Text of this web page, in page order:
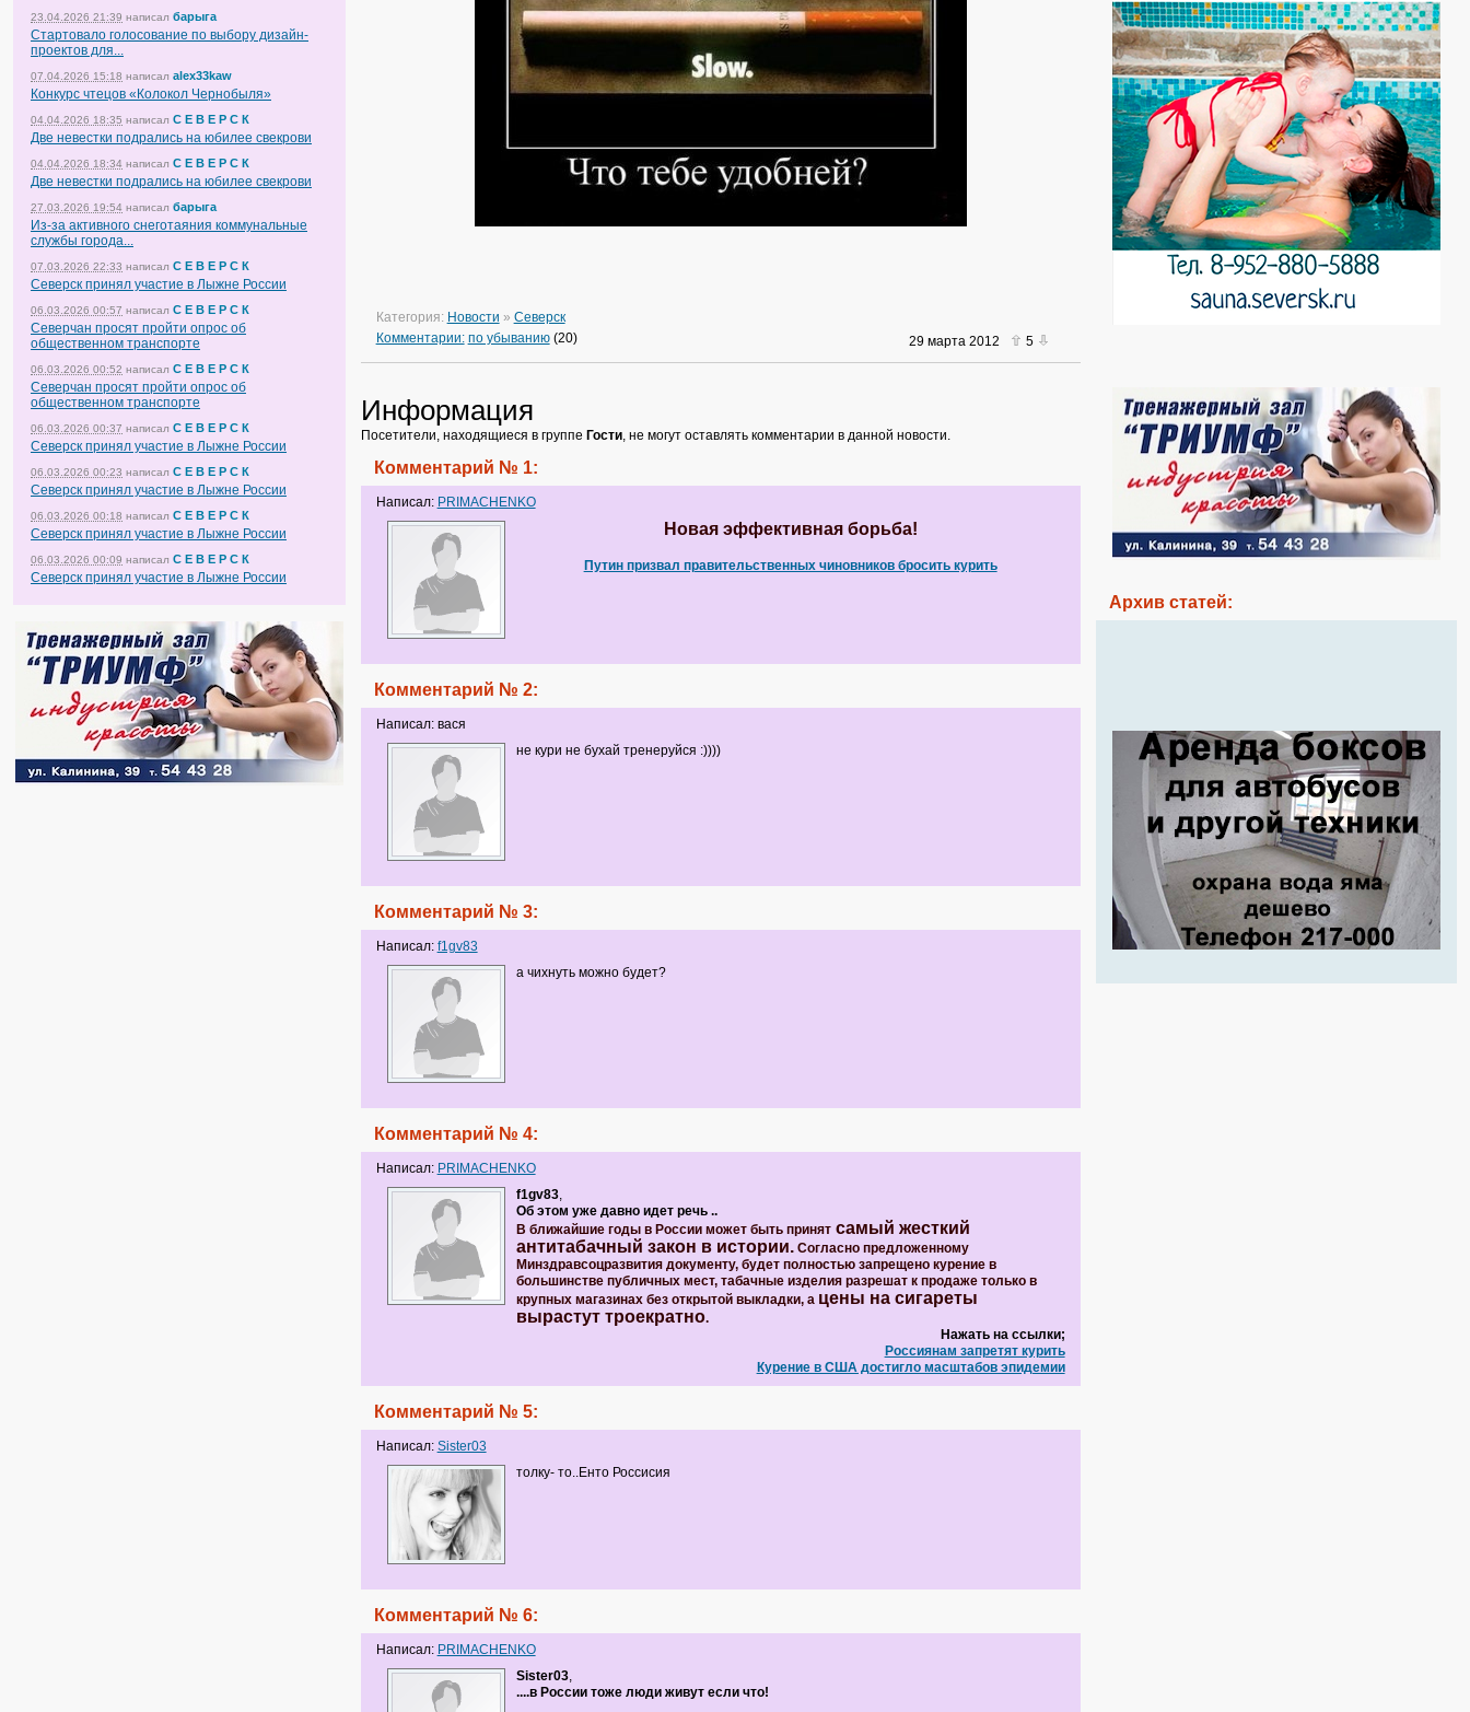
23.04.2026 21:39 написал барыга
Стартовало голосование по выбору дизайн-
проектов для...
07.04.2026 15:18 написал alex33kaw
Конкурс чтецов «Колокол Чернобыля»
04.04.2026 18:35 написал С Е В Е Р С К
Две невестки подрались на юбилее свекрови
04.04.2026 18:34 написал С Е В Е Р С К
Две невестки подрались на юбилее свекрови
27.03.2026 19:54 написал барыга
Из-за активного снеготаяния коммунальные
службы города...
07.03.2026 22:33 написал С Е В Е Р С К
Северск принял участие в Лыжне России
06.03.2026 00:57 написал С Е В Е Р С К
Северчан просят пройти опрос об
общественном транспорте
06.03.2026 00:52 написал С Е В Е Р С К
Северчан просят пройти опрос об
общественном транспорте
06.03.2026 00:37 написал С Е В Е Р С К
Северск принял участие в Лыжне России
06.03.2026 00:23 написал С Е В Е Р С К
Северск принял участие в Лыжне России
06.03.2026 00:18 написал С Е В Е Р С К
Северск принял участие в Лыжне России
06.03.2026 00:09 написал С Е В Е Р С К
Северск принял участие в Лыжне России
Категория: Новости » Северск
Комментарии: по убыванию(20) 29 марта 2012 5
Информация
Посетители, находящиеся в группе Гости, не могут оставлять комментарии в данной новости.
Комментарий № 1:
Написал: PRIMACHENKO
Новая эффективная борьба!
Путин призвал правительственных чиновников бросить курить
Комментарий № 2:
Написал: вася
не кури не бухай тренеруйся :))))
Комментарий № 3:
Написал: f1gv83
а чихнуть можно будет?
Комментарий № 4:
Написал: PRIMACHENKO
f1gv83,
Об этом уже давно идет речь ..
В ближайшие годы в России может быть принятсамый жесткий
антитабачный закон в истории.Согласно предложенному
Минздравсоцразвития документу, будет полностью запрещено курение в
большинстве публичных мест, табачные изделия разрешат к продаже только в
крупных магазинах без открытой выкладки, а цены на сигареты
вырастут троекратно.
Нажать на ссылки;
Россиянам запретят курить
Курение в США достигло масштабов эпидемии
Комментарий № 5:
Написал: Sister03
толку- то..Енто Россисия
Комментарий № 6:
Написал: PRIMACHENKO
Sister03,
....в России тоже люди живут если что!
Архив статей: